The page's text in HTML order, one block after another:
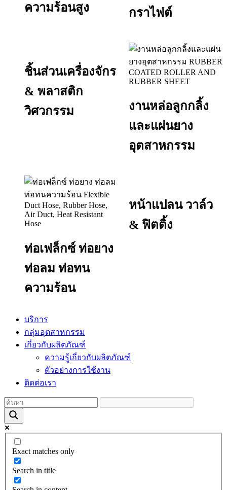
ความร้อนสูง
กราไฟต์
ชิ้นส่วนเครื่องจักร
& พลาสติก
วิศวกรรม
งานหล่อลูกกลิ้ง
และแผ่นยาง
อุตสาหกรรม
ท่อเฟล็กซ์ ท่อยาง
ท่อลม ท่อทน
ความร้อน
หน้าแปลน วาล์ว
& ฟิตติ้ง
บริการ
กลุ่มอุตสาหกรรม
เกี่ยวกับผลิตภัณฑ์
ความรู้เกี่ยวกับผลิตภัณฑ์
ตัวอย่างการใช้งาน
ติดต่อเรา
Exact matches only
Search in title